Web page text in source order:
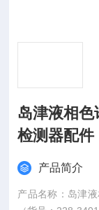
岛津液相
检测器配件
产品简介
产品名称：岛津